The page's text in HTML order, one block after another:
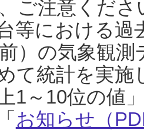
ご注意くだ
等における過
前）の気象観
て統計を実
1～10位の値
お知らせ（